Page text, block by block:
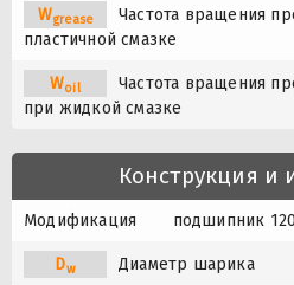
Wgrease
Частота вращения
пластичной смазке
Woil
Частота вращения
при жидкой смазке
Конструкция и
Модификация подшипник
Dw Диаметр шарика